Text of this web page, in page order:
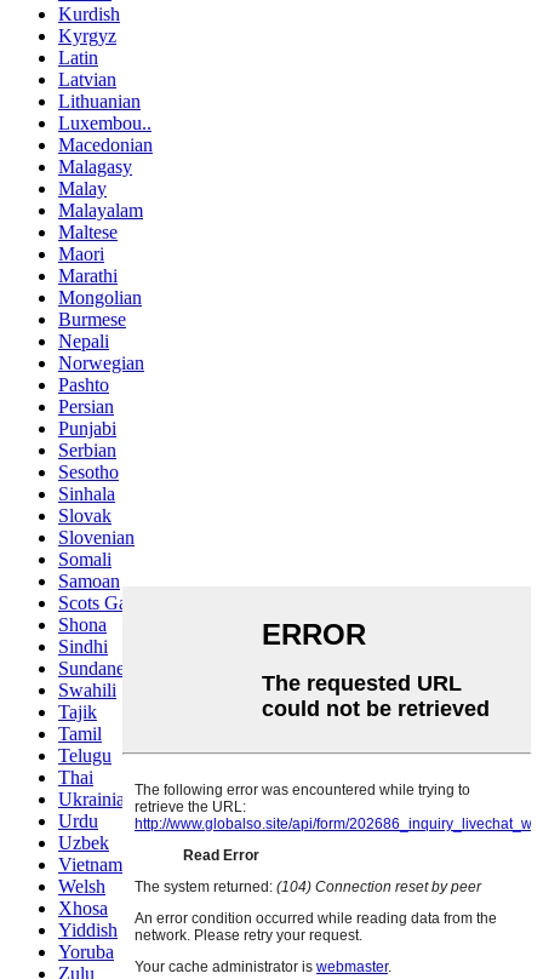
Kurdish
Kyrgyz
Latin
Latvian
Lithuanian
Luxembou..
Macedonian
Malagasy
Malay
Malayalam
Maltese
Maori
Marathi
Mongolian
Burmese
Nepali
Norwegian
Pashto
Persian
Punjabi
Serbian
Sesotho
Sinhala
Slovak
Slovenian
Somali
Samoan
Scots Gaelic
Shona
Sindhi
Sundanese
Swahili
Tajik
Tamil
Telugu
Thai
Ukrainian
Urdu
Uzbek
Vietnamese
Welsh
Xhosa
Yiddish
Yoruba
Zulu